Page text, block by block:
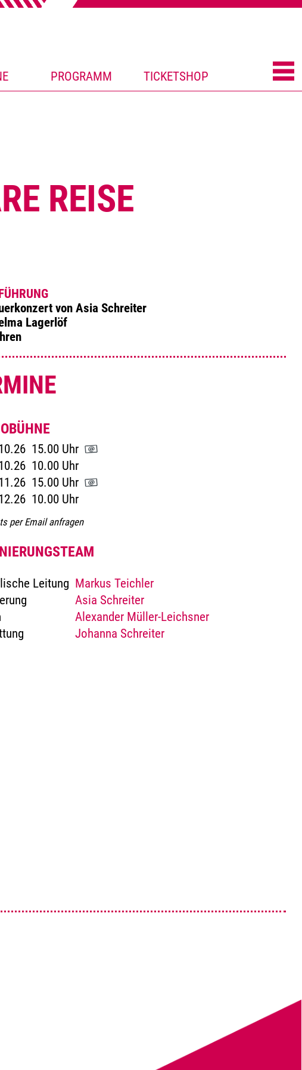
PROGRAMM TICKETSHOP
REISE
von Asia Schreiter
Lagerlöf
15.00 Uhr
10.00 Uhr
15.00 Uhr
10.00 Uhr
per Email anfragen
Leitung Markus Teichler
Asia Schreiter
Alexander Müller-Leichsner
Johanna Schreiter